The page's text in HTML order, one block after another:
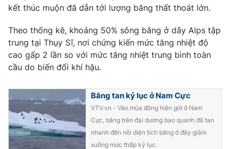
Chuyên mục khác
Emagazine Podcast
Video Shorts video
VTV Money VTV Thể thao
kết thúc muộn đã dẫn tới lượng băng thất thoát lớn.
Theo thống kê, khoảng 50% sông băng ở dãy Alps tập
trung tại Thụy Sĩ, nơi chứng kiến mức tăng nhiệt độ
cao gấp 2 lần so với mức tăng nhiệt trung bình toàn
cầu do biến đổi khí hậu.
Băng tan kỷ lục ở Nam Cực
VTV.vn - Vào mùa đông hiện giờ ở Nam
Cực, băng trên đại dương bao quanh đã tan
nhanh đến nỗi diện tích băng ở đây giảm
xuống mức thấp kỷ lục.